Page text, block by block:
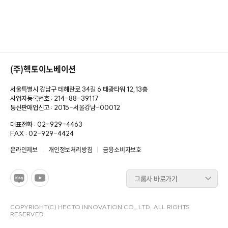
(주)헥토이노베이션
서울특별시 강남구 테헤란로 34길 6 태광타워 12,13층
사업자등록번호 : 214-88-39117
통신판매업신고 : 2015-서울강남-00012
대표전화 : 02-929-4463
FAX : 02-929-4424
온라인제보 개인정보처리방침 금융소비자보호
그룹사 바로가기
COPYRIGHT(C) HECTO INNOVATION CO., LTD. ALL RIGHTS
RESERVED.